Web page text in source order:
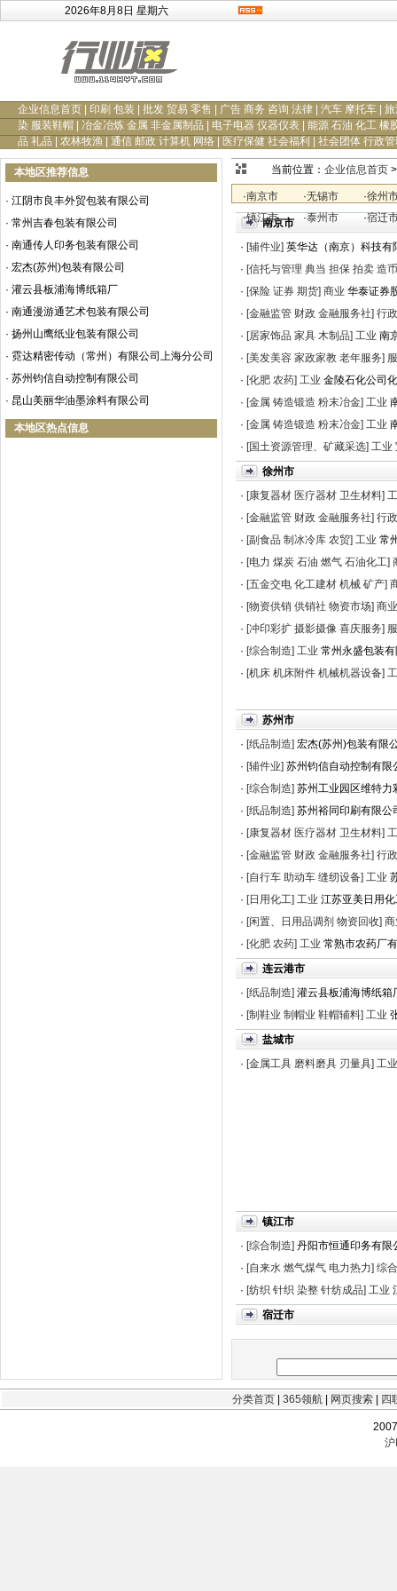
2026年8月8日 星期六
企业信息首页 印刷 包装 批发 贸易 零售 广告 商务 咨询 法律 汽车 摩托车
旅
染 服装鞋帽
冶金冶炼 金属 非金属制品 电子电器 仪器仪表
能源 石油 化工 橡
品 礼品
农林牧渔 通信 邮政 计算机 网络 医疗保健 社会福利 社会团体 行政
本地区推荐信息
· 江阴市良丰外贸包装有限公司
· 常州吉春包装有限公司
· 南通传人印务包装有限公司
· 宏杰(苏州)包装有限公司
· 灌云县板浦海博纸箱厂
· 南通漫游通艺术包装有限公司
· 扬州山鹰纸业包装有限公司
· 霓达精密传动（常州）有限公司上海分公司
· 苏州钧信自动控制有限公司
· 昆山美丽华油墨涂料有限公司
本地区热点信息
当前位置： 企业信息首页
·南京市 ·无锡市 ·徐州
·镇江市 ·泰州市 ·宿迁
南京市
· [辅件业] 英华达（南京）科技有
· [信托与管理 典当 担保 拍卖 造
· [保险 证券 期货] 商业 华泰证券
· [金融监管 财政 金融服务社] 行政
· [居家饰品 家具 木制品] 工业 南
· [美发美容 家政家教 老年服务]
· [化肥 农药] 工业 金陵石化公司
· [金属 铸造锻造 粉末冶金] 工业
· [金属 铸造锻造 粉末冶金] 工业
· [国土资源管理、矿藏采选] 工业
徐州市
· [康复器材 医疗器材 卫生材料]
· [金融监管 财政 金融服务社] 行政
· [副食品 制冰冷库 农贸] 工业 常
· [电力 煤炭 石油 燃气 石油化工]
· [五金交电 化工建材 机械 矿产]
· [物资供销 供销社 物资市场] 商业
· [冲印彩扩 摄影摄像 喜庆服务]
· [综合制造] 工业 常州永盛包装
· [机床 机床附件 机械机器设备]
苏州市
· [纸品制造] 宏杰(苏州)包装有限
· [辅件业] 苏州钧信自动控制有限
· [综合制造] 苏州工业园区维特力
· [纸品制造] 苏州裕同印刷有限公
· [康复器材 医疗器材 卫生材料]
· [金融监管 财政 金融服务社] 行政
· [自行车 助动车 缝纫设备] 工业
· [日用化工] 工业 江苏亚美日用
· [闲置、日用品调剂 物资回收]
· [化肥 农药] 工业 常熟市农药厂
连云港市
· [纸品制造] 灌云县板浦海博纸箱
· [制鞋业 制帽业 鞋帽辅料] 工业
盐城市
· [金属工具 磨料磨具 刃量具] 工业
镇江市
· [综合制造] 丹阳市恒通印务有限
· [自来水 燃气煤气 电力热力] 综合
· [纺织 针织 染整 针纺成品] 工业
宿迁市
分类首页 365领航 网页搜索 四